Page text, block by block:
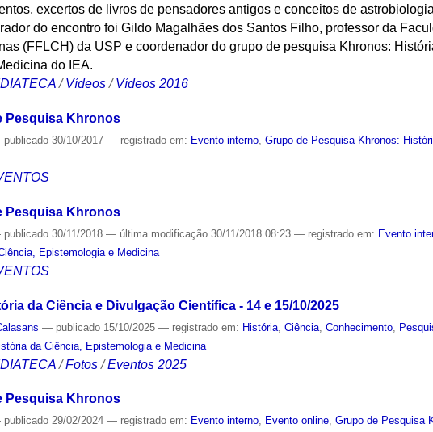
excertos de livros de pensadores antigos e conceitos de
do encontro foi Gildo Magalhães dos Santos Filho, professor da
(FFLCH) da USP e coordenador do grupo de pesquisa Khronos:
do IEA.
/Vídeos /Vídeos 2016
Pesquisa Khronos
publicado 30/10/2017— registrado em: Evento interno,Grupo de Pesquisa Khronos:
Pesquisa Khronos
publicado 30/11/2018— última modificação 30/11/2018 08:23— registrado em: Evento
Epistemologia e Medicina
da Ciência e Divulgação Científica - 14 e 15/10/2025
— publicado 15/10/2025— registrado em: História ,Ciência ,Conhecimento
da Ciência, Epistemologia e Medicina
/Fotos /Eventos 2025
Pesquisa Khronos
publicado 29/02/2024— registrado em: Evento interno, Evento online,Grupo de Pesquisa